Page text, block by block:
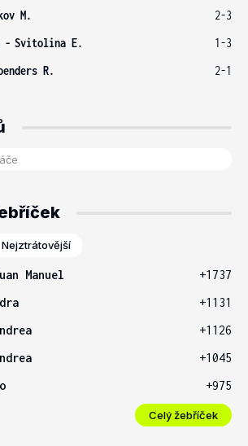
M.
2-3
- Svitolina E.
1-3
R. 2-1
Nejztrátovější
Manuel
+1737
+1131
+1126
+1045
+975
Celý žebříček